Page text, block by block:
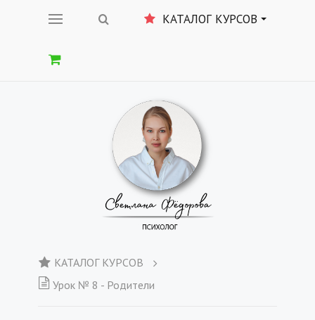
КАТАЛОГ КУРСОВ
КАТАЛОГ КУРСОВ
Урок № 8 - Родители